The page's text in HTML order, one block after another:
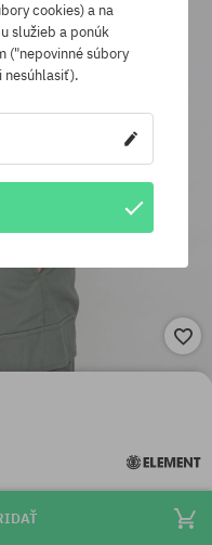
cookies) a na
služieb a ponúk
("nepovinné súbory
nesúhlasiť).